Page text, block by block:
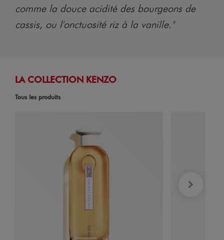
comme la douce acidité des bourgeons de
cassis, ou l'onctuosité riz à la vanille."
LA COLLECTION KENZO
Tous les produits